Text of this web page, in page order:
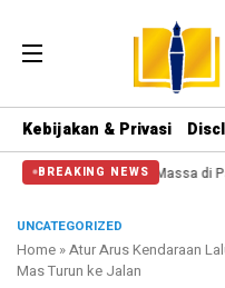
Kebijakan & Privasi
BREAKING NEWS
Massa di Patung Kuda:
UNCATEGORIZED
Home »Atur Arus Kendaraan
Mas Turun ke Jalan